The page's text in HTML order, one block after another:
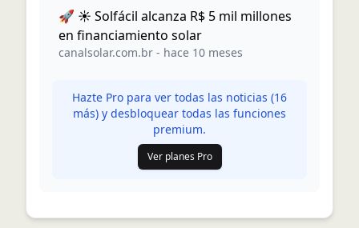
🚀 ☀️ Solfácil alcanza R$ 5 mil millones
en financiamiento solar
canalsolar.com.br - hace 10 meses
Hazte Pro para ver todas las noticias (16
más) y desbloquear todas las funciones
premium.
Ver planes Pro